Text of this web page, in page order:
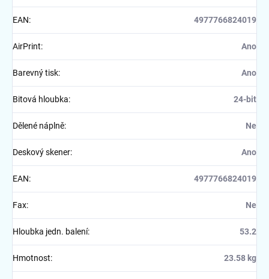
EAN: 4977766824019
AirPrint: Ano
Barevný tisk: Ano
Bitová hloubka: 24-bit
Dělené náplně: Ne
Deskový skener: Ano
EAN: 4977766824019
Fax: Ne
Hloubka jedn. balení: 53.2
Hmotnost: 23.58 kg